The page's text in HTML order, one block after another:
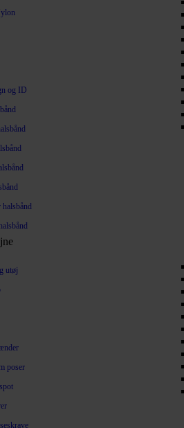
og ID
utøj
poser